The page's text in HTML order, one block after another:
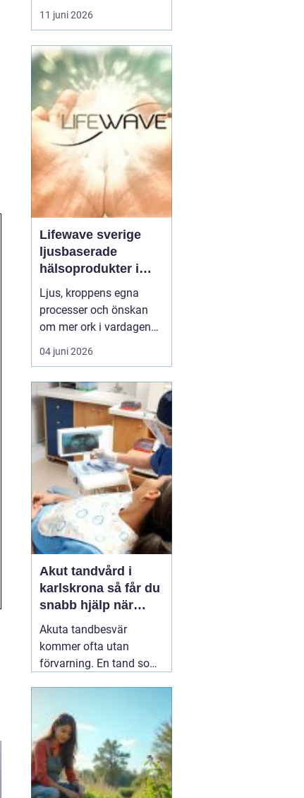
längtan över helt.
Relationer, förälskelser
rätta blir viktigare än
jobb, vänner, hälsa och
till och med den egna
säkerheten. Då handlar
det inte längre bara om
s...
11 juni 2026
Lifewave sverige
ljusbaserade
hälsoprodukter i
fokus
Ljus, kroppens egna
processer och önskan
om mer ork i vardagen
möts i ett växande
intresse för fototerapi
Sverige söker många
efter skonsamma
metoder som kan stödja
återhämtning, energi och
allmänt välbefinnande
utan ingrepp eller...
04 juni 2026
Akut tandvård i
karlskrona så får du
snabb hjälp när
tanden krisar
Akuta tandbesvär
kommer ofta utan
förvarning. En tand som
du knappt kan sova. En
fyllning kan lossna
lagom till helgen, eller en
tand kan skadas vid en
olycka. I sådana lägen